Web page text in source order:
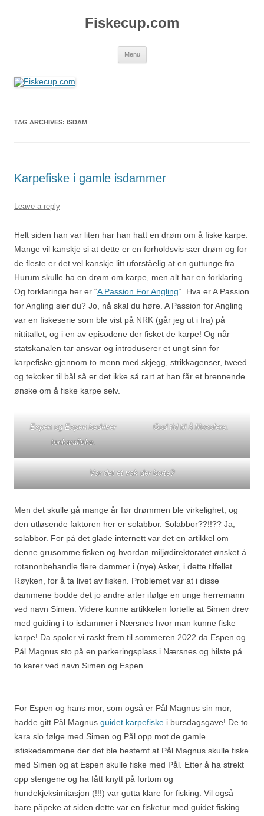
Fiskecup.com
Menu
TAG ARCHIVES: ISDAM
Karpefiske i gamle isdammer
Leave a reply
Helt siden han var liten har han hatt en drøm om å fiske karpe.
Mange vil kanskje si at dette er en forholdsvis sær drøm og for
de fleste er det vel kanskje litt uforståelig at en guttunge fra
Hurum skulle ha en drøm om karpe, men alt har en forklaring.
Og forklaringa her er “A Passion For Angling“. Hva er A Passion
for Angling sier du? Jo, nå skal du høre. A Passion for Angling
var en fiskeserie som ble vist på NRK (går jeg ut i fra) på
nittitallet, og i en av episodene der fisket de karpe! Og når
statskanalen tar ansvar og introduserer et ungt sinn for
karpefiske gjennom to menn med skjegg, strikkagenser, tweed
og tekoker til bål så er det ikke så rart at han får et brennende
ønske om å fiske karpe selv.
Espen og Espen bedriver
tenkarafiske.
God tid til å filosofere.
Var det et vak der borte?
Men det skulle gå mange år før drømmen ble virkelighet, og
den utløsende faktoren her er solabbor. Solabbor??!!?? Ja,
solabbor. For på det glade internett var det en artikkel om
denne grusomme fisken og hvordan miljødirektoratet ønsket å
rotanonbehandle flere dammer i (nye) Asker, i dette tilfellet
Røyken, for å ta livet av fisken. Problemet var at i disse
dammene bodde det jo andre arter ifølge en unge herremann
ved navn Simen. Videre kunne artikkelen fortelle at Simen drev
med guiding i to isdammer i Nærsnes hvor man kunne fiske
karpe! Da spoler vi raskt frem til sommeren 2022 da Espen og
Pål Magnus sto på en parkeringsplass i Nærsnes og hilste på
to karer ved navn Simen og Espen.
For Espen og hans mor, som også er Pål Magnus sin mor,
hadde gitt Pål Magnus guidet karpefiske i bursdagsgave! De to
kara slo følge med Simen og Pål opp mot de gamle
isfiskedammene der det ble bestemt at Pål Magnus skulle fiske
med Simen og at Espen skulle fiske med Pål. Etter å ha strekt
opp stengene og ha fått knytt på fortom og
hundekjeksimitasjon (!!!) var gutta klare for fisking. Vil også
bare påpeke at siden dette var en fisketur med guidet fisking